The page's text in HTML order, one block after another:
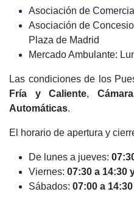
Asociación de
Asociación de
Plaza de Madrid
Mercado Ambulante:
Las condiciones de los
Fría y Caliente,
Automáticas.
El horario de apertura y
De lunes a jueves:
Viernes: 07:30 a 14:30
Sábados: 07:00 a